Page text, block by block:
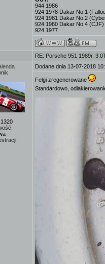
944 1986
924 1978 Dakar No.1
924 1981 Dakar No.2
924 1980 Dakar No.4 (CJF)
924 1977
RE: Porsche 951 1989r.
1320
Dodane dnia 13-07-2018
Felgi zregenerowane
Standardowo,